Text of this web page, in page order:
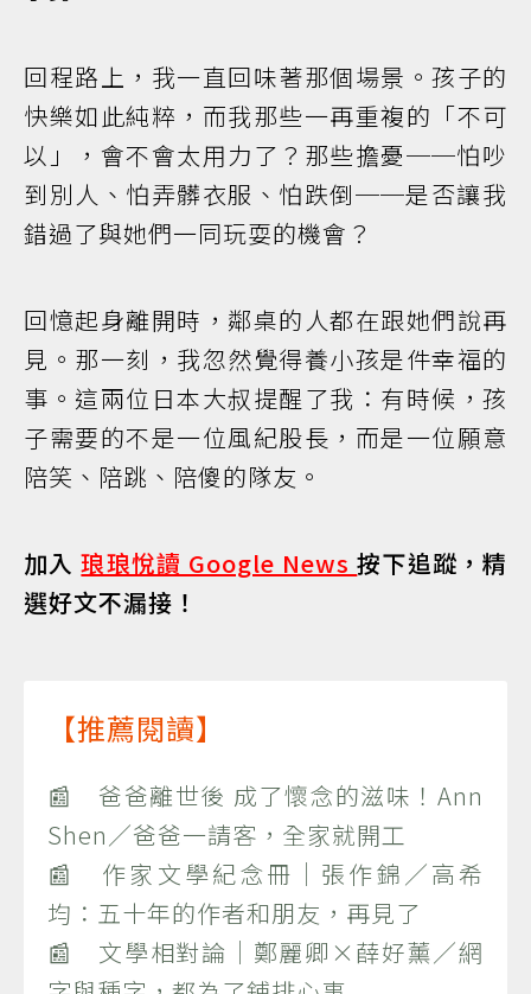
回程路上，我一直回味著那個場景。孩子的
快樂如此純粹，而我那些一再重複的「不可
以」，會不會太用力了？那些擔憂──怕吵
到別人、怕弄髒衣服、怕跌倒──是否讓我
錯過了與她們一同玩耍的機會？
回憶起身離開時，鄰桌的人都在跟她們說再
見。那一刻，我忽然覺得養小孩是件幸福的
事。這兩位日本大叔提醒了我：有時候，孩
子需要的不是一位風紀股長，而是一位願意
陪笑、陪跳、陪傻的隊友。
加入琅琅悅讀 Google News按下追蹤，精
選好文不漏接！
【推薦閱讀】
📰 爸爸離世後 成了懷念的滋味！Ann
Shen／爸爸一請客，全家就開工
📰 作家文學紀念冊｜張作錦／高希
均：五十年的作者和朋友，再見了
📰 文學相對論｜鄭麗卿×薛好薰／網